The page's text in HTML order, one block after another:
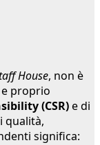
House, non è
proprio
(CSR)e di
qualità,
significa: